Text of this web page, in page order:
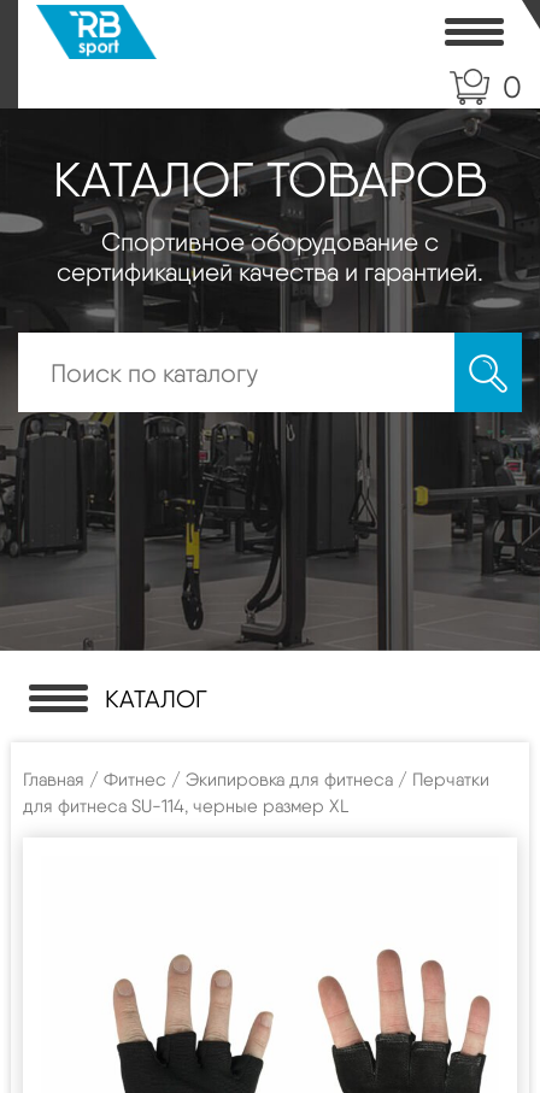
0
КАТАЛОГ ТОВАРОВ
Спортивное оборудование с
сертификацией качества и гарантией.
КАТАЛОГ
Главная / Фитнес / Экипировка для фитнеса / Перчатки
для фитнеса SU-114, черные размер XL